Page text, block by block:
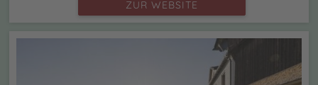
ZUR WEBSITE